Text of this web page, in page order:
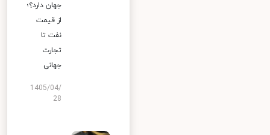
جهان دارد؟؛
از قیمت
نفت تا
تجارت
جهانی
1405/04/
28